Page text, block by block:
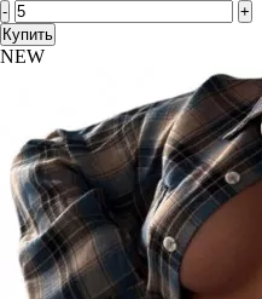
-
+
Купить
NEW